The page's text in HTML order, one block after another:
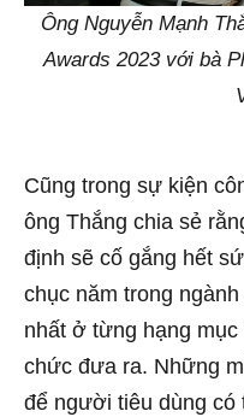
Ông Nguyễn Mạnh
Awards 2023 với bà
Cũng trong sự kiện
ông Thắng chia sẻ
định sẽ cố gắng hết
chục năm trong
nhất ở từng hạng
chức đưa ra. Những
để người tiêu dùng có